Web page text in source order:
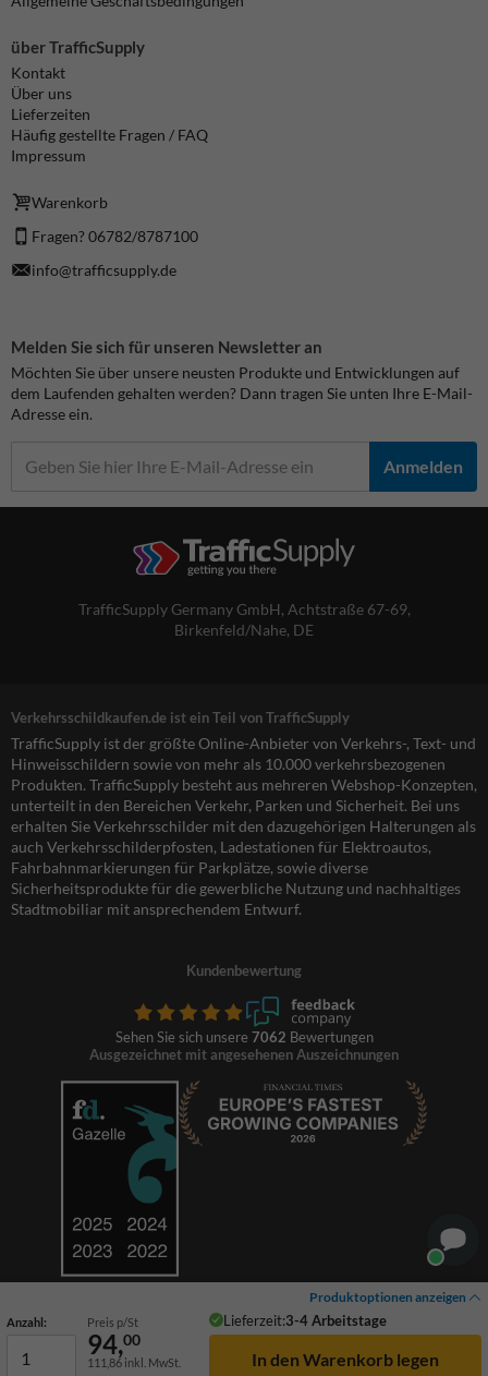
Produktoptionen anzeigen
Anzahl: Preis p/St Lieferzeit:3-4 Arbeitstage
94,00
111,86 inkl. MwSt.
über TrafficSupply
Kontakt
Über uns
Lieferzeiten
Häufig gestellte Fragen / FAQ
Impressum
Warenkorb
Fragen? 06782/8787100
info@trafficsupply.de
Melden Sie sich für unseren Newsletter an
Möchten Sie über unsere neusten Produkte und Entwicklungen auf
dem Laufenden gehalten werden? Dann tragen Sie unten Ihre E-Mail-
Adresse ein.
Anmelden
TrafficSupply Germany GmbH, Achtstraße 67-69,
Birkenfeld/Nahe, DE
Verkehrsschildkaufen.de ist ein Teil von TrafficSupply
TrafficSupply ist der größte Online-Anbieter von Verkehrs-, Text- und
Hinweisschildern sowie von mehr als 10.000 verkehrsbezogenen
Produkten. TrafficSupply besteht aus mehreren Webshop-Konzepten,
unterteilt in den Bereichen Verkehr, Parken und Sicherheit. Bei uns
erhalten Sie Verkehrsschilder mit den dazugehörigen Halterungen als
auch Verkehrsschilderpfosten, Ladestationen für Elektroautos,
Fahrbahnmarkierungen für Parkplätze, sowie diverse
Sicherheitsprodukte für die gewerbliche Nutzung und nachhaltiges
Stadtmobiliar mit ansprechendem Entwurf.
Kundenbewertung
Sehen Sie sich unsere 7062 Bewertungen
Ausgezeichnet mit angesehenen Auszeichnungen
© 2026 TrafficSupply. Alle Rechte vorbehalten.